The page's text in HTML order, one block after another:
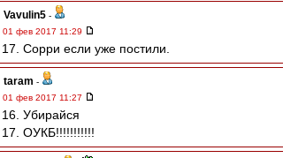
Vavulin5 -
01 фев 2017 11:29
17. Сорри если уже постили.
taram -
01 фев 2017 11:27
16. Убирайся
17. ОУКБ!!!!!!!!!!!